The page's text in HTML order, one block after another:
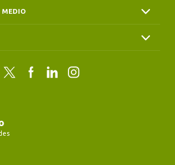
MEDIO
Twitter FacebookLinkedInInstagram